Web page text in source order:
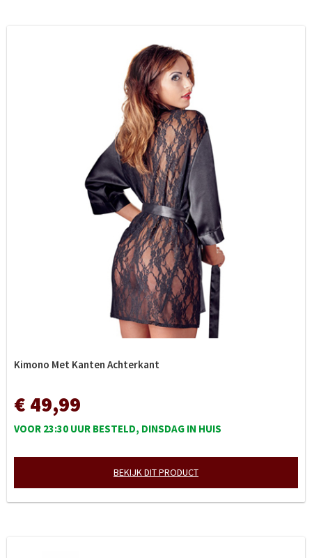
Kimono Met Kanten Achterkant
€ 49,99
VOOR 23:30 UUR BESTELD, DINSDAG IN HUIS
BEKIJK DIT PRODUCT